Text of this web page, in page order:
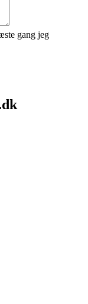
gang jeg